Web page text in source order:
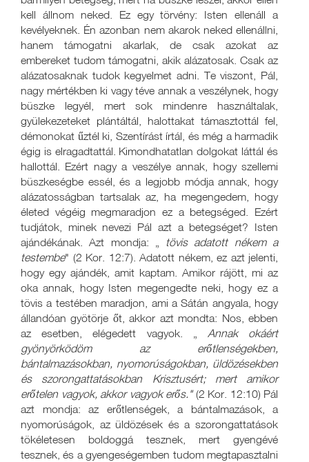
kell állnom neked. Ez egy törvény: Isten ellenáll a
kevélyeknek. Én azonban nem akarok neked ellenállni,
hanem támogatni akarlak, de csak azokat az
embereket tudom támogatni, akik alázatosak. Csak az
alázatosaknak tudok kegyelmet adni. Te viszont, Pál,
nagy mértékben ki vagy téve annak a veszélynek, hogy
büszke legyél, mert sok mindenre használtalak,
gyülekezeteket plántáltál, halottakat támasztottál fel,
démonokat űztél ki, Szentírást írtál, és még a harmadik
égig is elragadtattál. Kimondhatatlan dolgokat láttál és
hallottál. Ezért nagy a veszélye annak, hogy szellemi
büszkeségbe essél, és a legjobb módja annak, hogy
alázatosságban tartsalak az, ha megengedem, hogy
életed végéig megmaradjon ez a betegséged. Ezért
tudjátok, minek nevezi Pál azt a betegséget? Isten
ajándékának. Azt mondja: „ tövis adatott nékem a
testembe" (2 Kor. 12:7). Adatott nékem, ez azt jelenti,
hogy egy ajándék, amit kaptam. Amikor rájött, mi az
oka annak, hogy Isten megengedte neki, hogy ez a
tövis a testében maradjon, ami a Sátán angyala, hogy
állandóan gyötörje őt, akkor azt mondta: Nos, ebben
az esetben, elégedett vagyok. „ Annak okáért
gyönyörködöm az erőtlenségekben,
bántalmazásokban, nyomorúságokban, üldözésekben
és szorongattatásokban Krisztusért; mert amikor
erőtelen vagyok, akkor vagyok erős."(2 Kor. 12:10) Pál
azt mondja: az erőtlenségek, a bántalmazások, a
nyomorúságok, az üldözések és a szorongattatások
tökéletesen boldoggá tesznek, mert gyengévé
tesznek, és a gyengeségemben tudom megtapasztalni